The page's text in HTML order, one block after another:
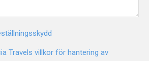
Travels villkor för hantering av